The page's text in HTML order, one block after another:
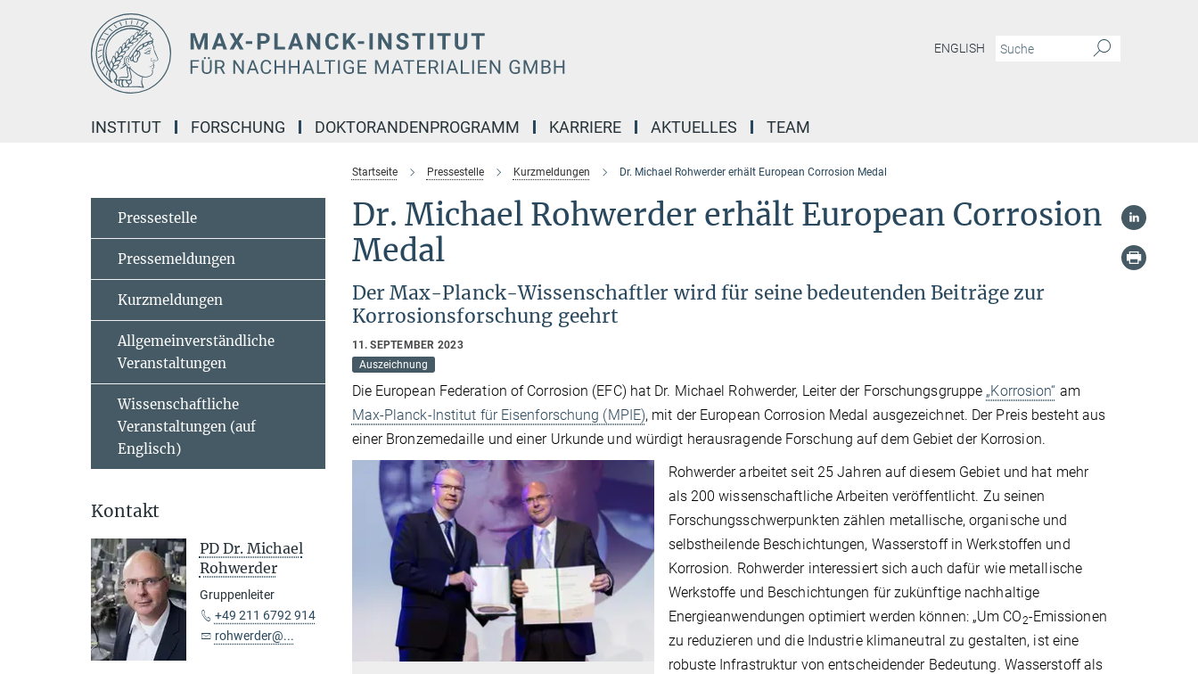
ENGLISH
INSTITUT FORSCHUNG DOKTORANDENPROGRAMM KARRIERE AKTUELLES TEAM
Startseite Pressestelle Kurzmeldungen Dr. Michael Rohwerder erhält European Corrosion Medal
Dr. Michael Rohwerder erhält European Corrosion
Medal
Der Max-Planck-Wissenschaftler wird für seine bedeutenden Beiträge zur
Korrosionsforschung geehrt
11. SEPTEMBER 2023
Auszeichnung
Die European Federation of Corrosion (EFC) hat Dr. Michael Rohwerder, Leiter der Forschungsgruppe „Korrosion“ am
Max-Planck-Institut für Eisenforschung (MPIE), mit der European Corrosion Medal ausgezeichnet. Der Preis besteht aus
einer Bronzemedaille und einer Urkunde und würdigt herausragende Forschung auf dem Gebiet der Korrosion.
Rohwerder arbeitet seit 25 Jahren auf diesem Gebiet und hat mehr
als 200 wissenschaftliche Arbeiten veröffentlicht. Zu seinen
Forschungsschwerpunkten zählen metallische, organische und
selbstheilende Beschichtungen, Wasserstoff in Werkstoffen und
Korrosion. Rohwerder interessiert sich auch dafür wie metallische
Werkstoffe und Beschichtungen für zukünftige nachhaltige
Energieanwendungen optimiert werden können: „Um CO2-Emissionen
zu reduzieren und die Industrie klimaneutral zu gestalten, ist eine
robuste Infrastruktur von entscheidender Bedeutung. Wasserstoff als
Pressestelle
Pressemeldungen
Kurzmeldungen
Allgemeinverständliche
Veranstaltungen
Wissenschaftliche
Veranstaltungen (auf
Englisch)
Kontakt
PD Dr. Michael
Rohwerder
Gruppenleiter
+49 211 6792 914
rohwerder@...